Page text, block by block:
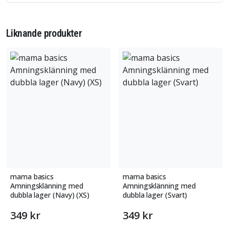
Liknande produkter
mama basics
Amningsklänning med
dubbla lager (Navy) (XS)
349 kr
mama basics
Amningsklänning med
dubbla lager (Svart)
349 kr